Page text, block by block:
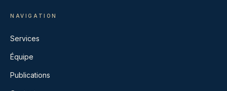
NAVIGATION
Services
Équipe
Publications